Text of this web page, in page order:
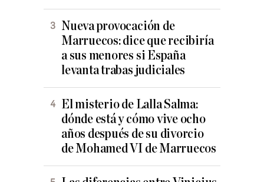
Nueva provocación de
Marruecos: dice que recibiría
a sus menores si España
levanta trabas judiciales
El misterio de Lalla Salma:
dónde está y cómo vive ocho
años después de su divorcio
de Mohamed VI de Marruecos